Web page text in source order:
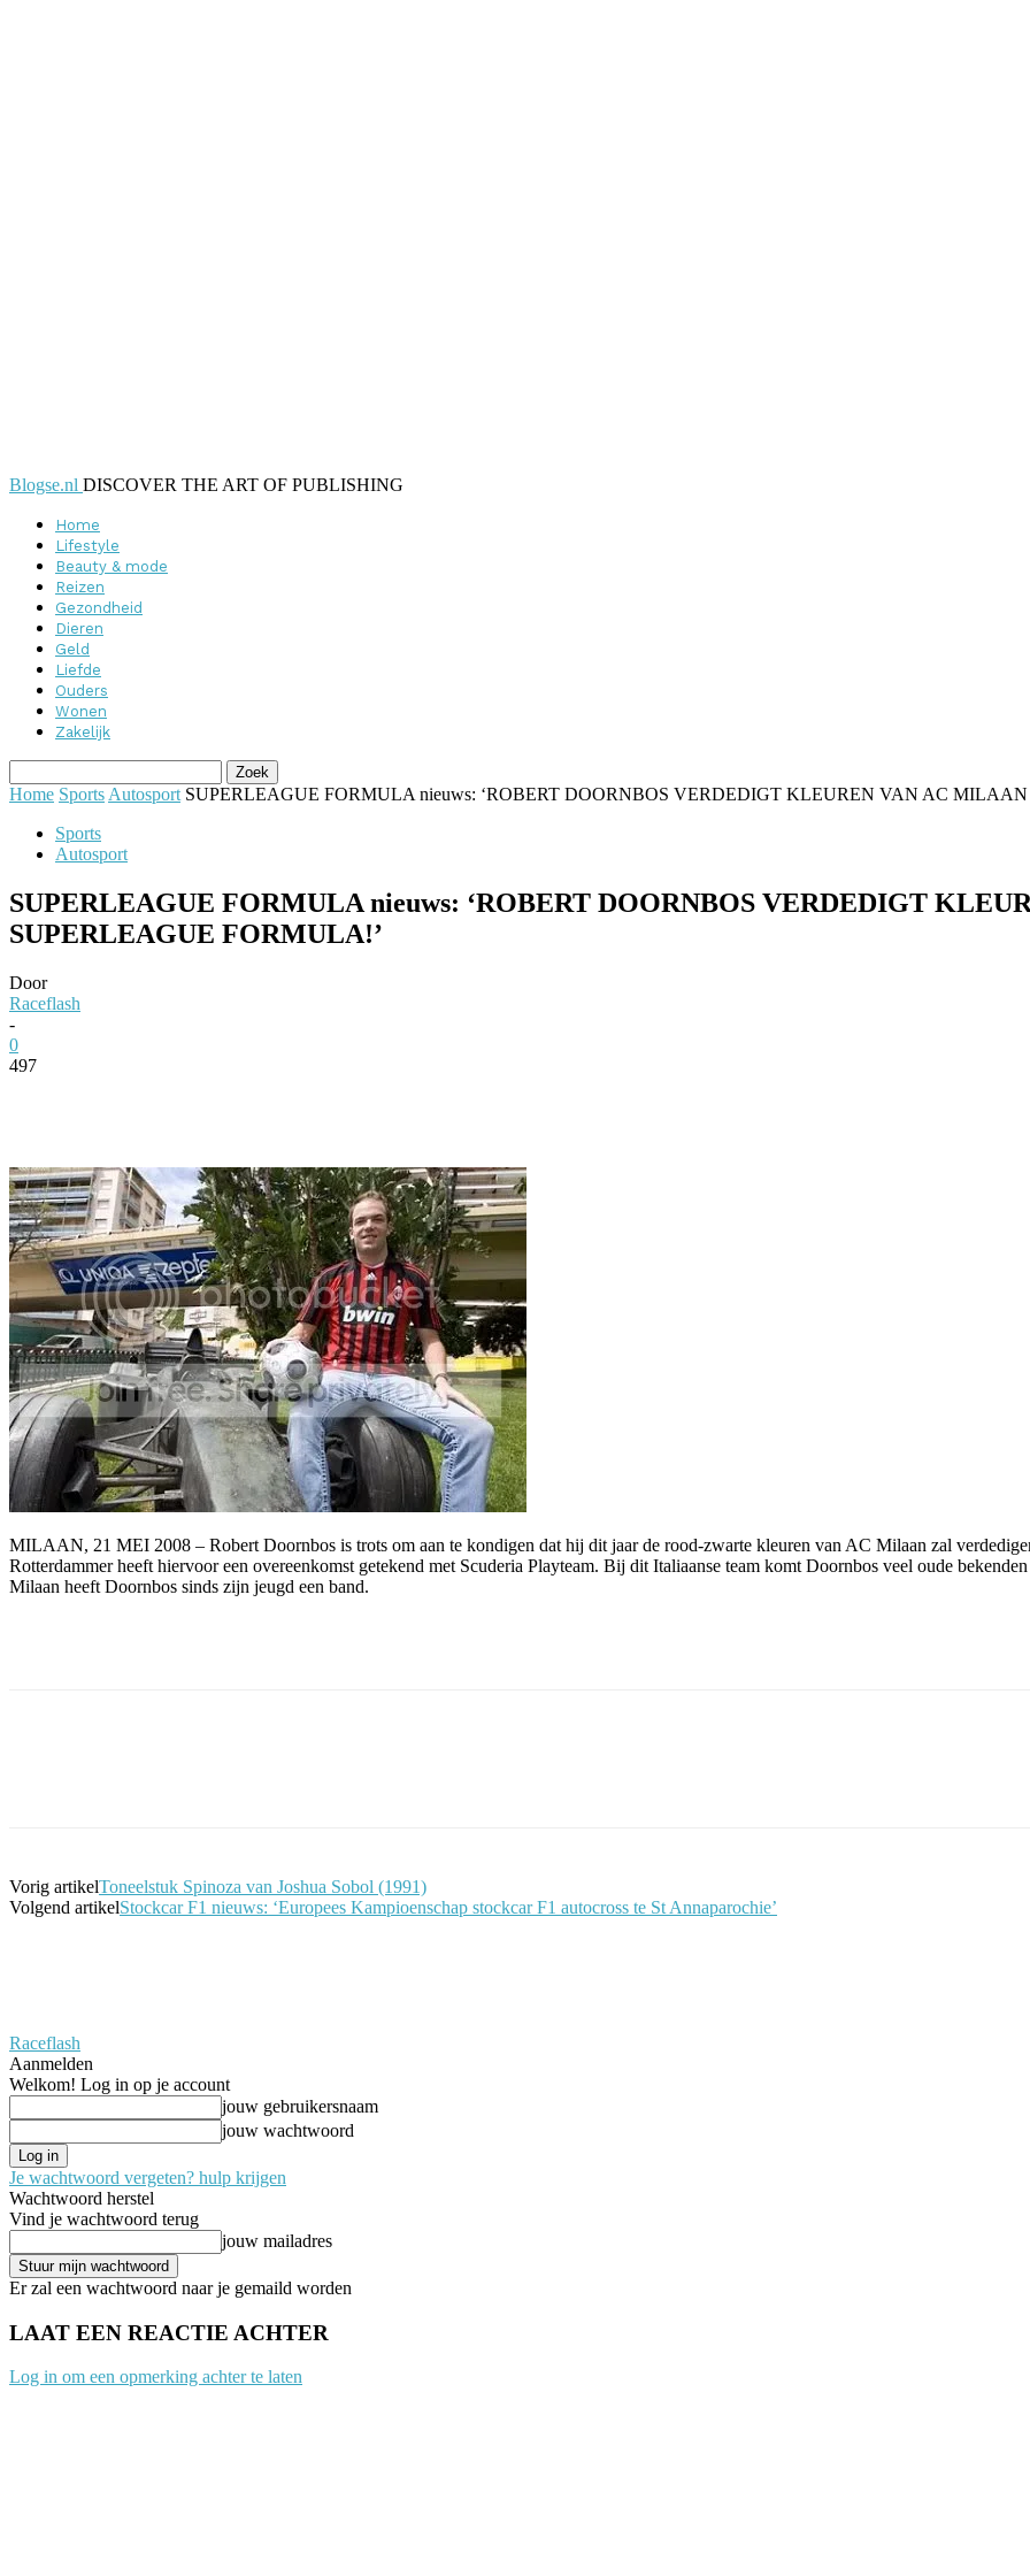
Blogse.nl DISCOVER THE ART OF PUBLISHING
Home
Lifestyle
Beauty & mode
Reizen
Gezondheid
Dieren
Geld
Liefde
Ouders
Wonen
Zakelijk
Home Sports Autosport SUPERLEAGUE FORMULA nieuws: ‘ROBERT DOORNBOS VERDEDIGT KLEUREN VAN AC
Sports
Autosport
SUPERLEAGUE FORMULA nieuws: ‘ROBERT DOORNBOS VERDEDIGT
SUPERLEAGUE FORMULA!’
Door
Raceflash
-
0
497
MILAAN, 21 MEI 2008 – Robert Doornbos is trots om aan te kondigen dat hij dit jaar de rood-zwarte kleuren van AC Milaan zal
Rotterdammer heeft hiervoor een overeenkomst getekend met Scuderia Playteam. Bij dit Italiaanse team komt Doornbos veel oude
Milaan heeft Doornbos sinds zijn jeugd een band.
Vorig artikelToneelstuk Spinoza van Joshua Sobol (1991)
Volgend artikelStockcar F1 nieuws: ‘Europees Kampioenschap stockcar F1 autocross te St Annaparochie’
Raceflash
Aanmelden
Welkom! Log in op je account
jouw gebruikersnaam
jouw wachtwoord
Je wachtwoord vergeten? hulp krijgen
Wachtwoord herstel
Vind je wachtwoord terug
jouw mailadres
Er zal een wachtwoord naar je gemaild worden
LAAT EEN REACTIE ACHTER
Log in om een opmerking achter te laten